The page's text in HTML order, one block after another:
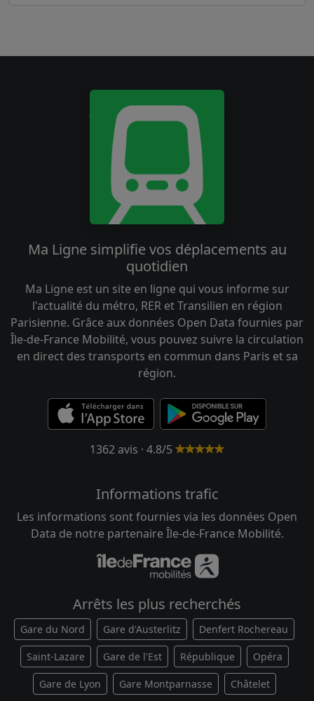
Ma Ligne simplifie vos déplacements au
quotidien
Ma Ligne est un site en ligne qui vous informe sur
l'actualité du métro, RER et Transilien en région
Parisienne. Grâce aux données Open Data fournies par
Île-de-France Mobilité, vous pouvez suivre la circulation
en direct des transports en commun dans Paris et sa
région.
1362 avis · 4.8/5
Informations trafic
Les informations sont fournies via les données Open
Data de notre partenaire Île-de-France Mobilité.
Arrêts les plus recherchés
Gare du Nord Gare d'Austerlitz Denfert Rochereau
Saint-Lazare Gare de l'Est République Opéra
Gare de Lyon Gare Montparnasse Châtelet